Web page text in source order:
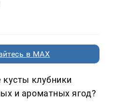
в MAX
кусты клубники
и ароматных ягод?